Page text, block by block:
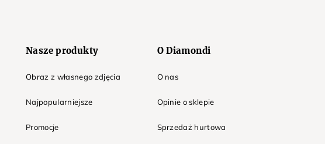
Nasze produkty
Obraz z własnego zdjęcia
Najpopularniejsze
Promocje
O Diamondi
O nas
Opinie o sklepie
Sprzedaż hurtowa